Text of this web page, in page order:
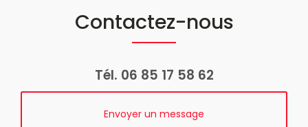
Contactez-nous
Tél. 06 85 17 58 62
Envoyer un message